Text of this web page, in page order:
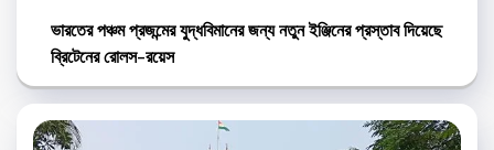
ভারতের পঞ্চম প্রজন্মের যুদ্ধবিমানের জন্য নতুন ইঞ্জিনের প্রস্তাব দিয়েছে
ব্রিটেনের রোলস-রয়েস